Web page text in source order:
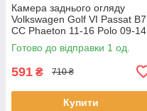
Камера заднього огляду
Volkswagen Golf VI Passat B7
CC Phaeton 11-16 Polo 09-14
Skoda Superb 08-15 (4057)
17 шт.
Готово до відправки 1 од.
591 ₴ 710 ₴
Купити